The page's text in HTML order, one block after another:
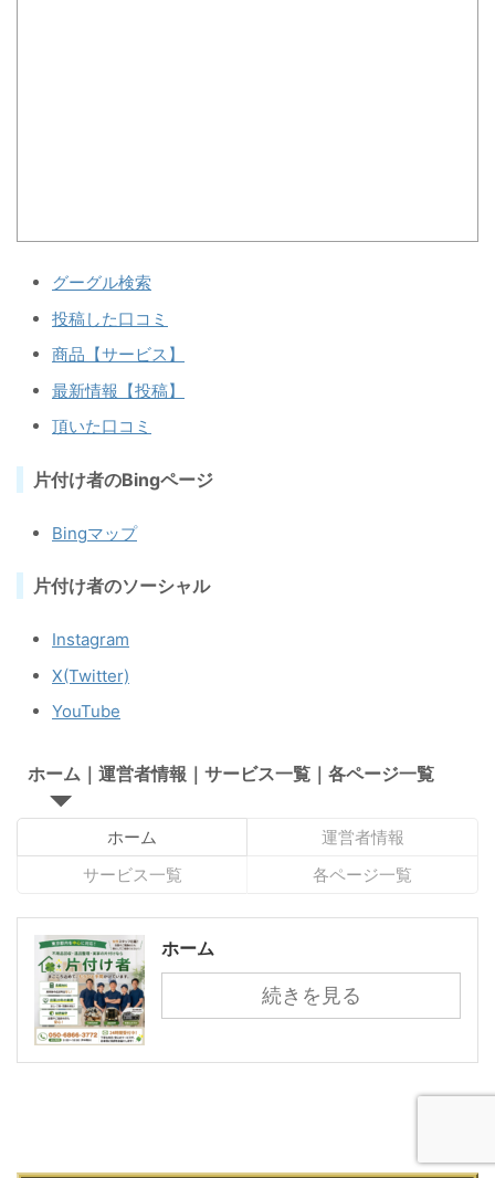
グーグル検索
投稿した口コミ
商品【サービス】
最新情報【投稿】
頂いた口コミ
片付け者のBingページ
Bingマップ
片付け者のソーシャル
Instagram
X(Twitter)
YouTube
ホーム｜運営者情報｜サービス一覧｜各ページ一覧
ホーム
運営者情報
サービス一覧
各ページ一覧
ホーム
続きを見る